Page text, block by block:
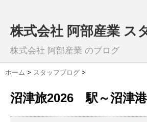
株式会社 阿部産業 ス
株式会社 阿部産業 のブログ
ホーム > スタッフブログ >
沼津旅2026 駅～沼津港